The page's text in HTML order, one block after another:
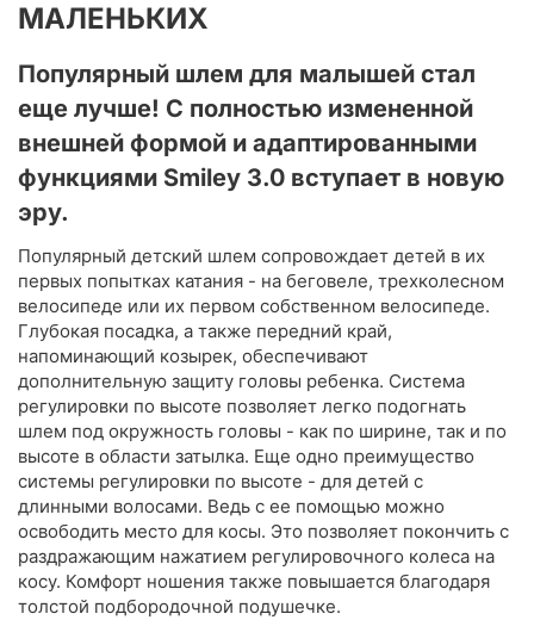
МАЛЕНЬКИХ
Популярный шлем для малышей стал
еще лучше! С полностью измененной
внешней формой и адаптированными
функциями Smiley 3.0 вступает в новую
эру.
Популярный детский шлем сопровождает детей в их
первых попытках катания - на беговеле, трехколесном
велосипеде или их первом собственном велосипеде.
Глубокая посадка, а также передний край,
напоминающий козырек, обеспечивают
дополнительную защиту головы ребенка. Система
регулировки по высоте позволяет легко подогнать
шлем под окружность головы - как по ширине, так и по
высоте в области затылка. Еще одно преимущество
системы регулировки по высоте - для детей с
длинными волосами. Ведь с ее помощью можно
освободить место для косы. Это позволяет покончить с
раздражающим нажатием регулировочного колеса на
косу. Комфорт ношения также повышается благодаря
толстой подбородочной подушечке.